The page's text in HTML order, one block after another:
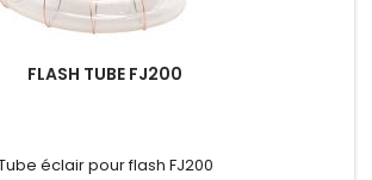
FLASH TUBE FJ200
éclair pour flash FJ200